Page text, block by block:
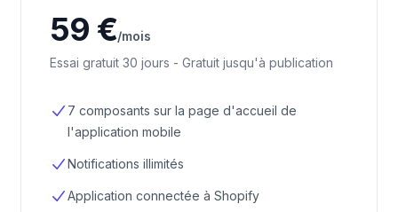
59 €/mois
Essai gratuit 30 jours - Gratuit jusqu'à publication
7 composants sur la page d'accueil de
l'application mobile
Notifications illimités
Application connectée à Shopify